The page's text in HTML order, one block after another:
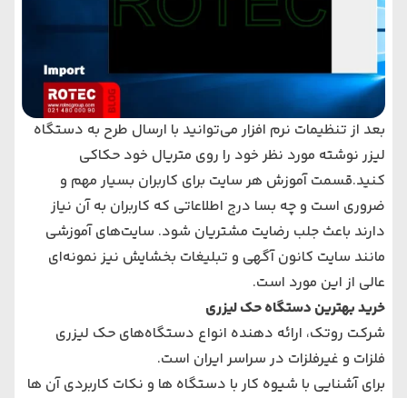
بعد از تنظیمات نرم افزار می‌توانید با ارسال طرح به دستگاه
لیزر نوشته مورد نظر خود را روی متریال خود حکاکی
کنید.قسمت آموزش هر سایت برای کاربران بسیار مهم و
ضروری است و چه بسا درج اطلاعاتی که کاربران به آن نیاز
دارند باعث جلب رضایت مشتریان شود. سایت‌های آموزشی
مانند سایت کانون آگهی و تبلیغات بخشایش نیز نمونه‌ای
عالی از این مورد است.
خرید بهترین دستگاه حک لیزری
شرکت روتک، ارائه دهنده انواع دستگاه‌های حک لیزری
فلزات و غیرفلزات در سراسر ایران است.
برای آشنایی با شیوه کار با دستگاه ها و نکات کاربردی آن ها